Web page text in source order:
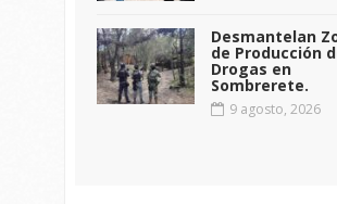
Desmantelan
de Producción
Drogas en
Sombrerete.
9 agosto, 2026